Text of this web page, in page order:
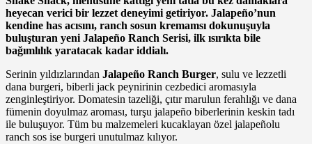
heyecan verici bir lezzet deneyimi getiriyor. Jalapeño’nun
kendine has acısını, ranch sosun kremamsı dokunuşuyla
buluşturan yeni Jalapeño Ranch Serisi, ilk ısırıkta bile
bağımlılık yaratacak kadar iddialı.
Serinin yıldızlarından Jalapeño Ranch Burger, sulu ve lezzetli
dana burgeri, biberli jack peynirinin cezbedici aromasıyla
zenginleştiriyor. Domatesin tazeliği, çıtır marulun ferahlığı ve dana
fümenin doyulmaz aroması, turşu jalapeño biberlerinin keskin tadı
ile buluşuyor. Tüm bu malzemeleri kucaklayan özel jalapeñolu
ranch sos ise burgeri unutulmaz kılıyor.